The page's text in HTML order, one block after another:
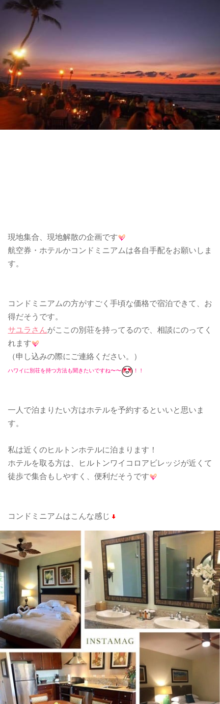
現地集合、現地解散の企画です
航空券・ホテルかコンドミニアムは各自手配をお願いしま
す。
コンドミニアムの方がすごく手頃な価格で宿泊できて、お
得だそうです。
サユラさんがここの別荘を持ってるので、相談にのってく
れます
（申し込みの際にご連絡ください。）
ハワイに別荘を持つ方法も聞きたいですね〜〜 ！！
一人で泊まりたい方はホテルを予約するといいと思いま
す。
私は近くのヒルトンホテルに泊まります！
ホテルを取る方は、ヒルトンワイコロアビレッジが近くて
徒歩で集合もしやすく、便利だそうです
コンドミニアムはこんな感じ